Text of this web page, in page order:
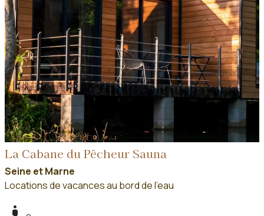
La Cabane du Pêcheur Sauna
Seine et Marne
Locations de vacances au bord de l'eau